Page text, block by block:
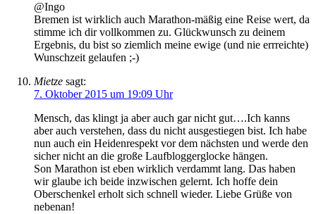
@Ingo
Bremen ist wirklich auch Marathon-mäßig eine Reise wert, da
stimme ich dir vollkommen zu. Glückwunsch zu deinem
Ergebnis, du bist so ziemlich meine ewige (und nie errreichte)
Wunschzeit gelaufen ;-)
Mietze sagt:
7. Oktober 2015 um 19:09 Uhr
Mensch, das klingt ja aber auch gar nicht gut….Ich kanns
aber auch verstehen, dass du nicht ausgestiegen bist. Ich habe
nun auch ein Heidenrespekt vor dem nächsten und werde den
sicher nicht an die große Laufbloggerglocke hängen.
Son Marathon ist eben wirklich verdammt lang. Das haben
wir glaube ich beide inzwischen gelernt. Ich hoffe dein
Oberschenkel erholt sich schnell wieder. Liebe Grüße von
nebenan!